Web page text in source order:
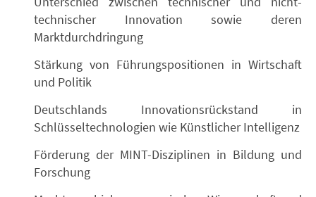
technischer Innovation sowie deren
Marktdurchdringung
Stärkung von Führungspositionen in Wirtschaft
und Politik
Deutschlands Innovationsrückstand in
Schlüsseltechnologien wie Künstlicher Intelligenz
Förderung der MINT-Disziplinen in Bildung und
Forschung